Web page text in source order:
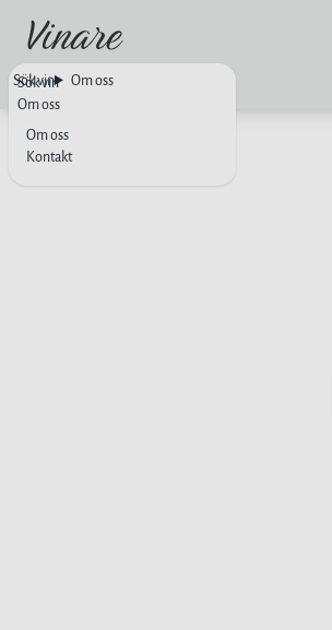
Sök vin
Om oss
Om oss
Kontakt
Sök vin Om oss